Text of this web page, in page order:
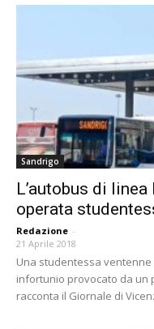
Sandrigo
L’autobus di
operata
Redazione -
21 Aprile 2018
Una studentessa
infortunio provocato da un
racconta il Giornale di